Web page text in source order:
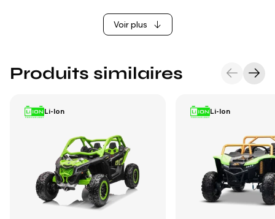
Voir plus
Produits similaires
Li-Ion Li-Ion